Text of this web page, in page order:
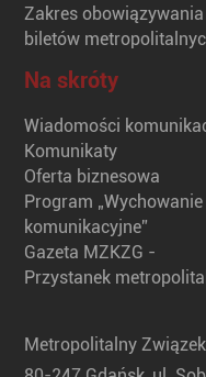
Zakres obowiązywania
biletów
Na skróty
Wiadomości
Komunikaty
Oferta biznesowa
Program „Wychowanie
komunikacyjne”
Gazeta MZKZG -
Przystanek
Metropolitalny